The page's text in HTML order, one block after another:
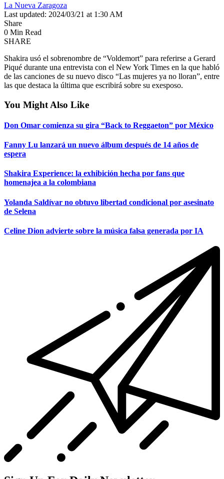
La Nueva Zaragoza
Last updated: 2024/03/21 at 1:30 AM
Share
0 Min Read
SHARE
Shakira usó el sobrenombre de “Voldemort” para referirse a Gerard
Piqué durante una entrevista con el New York Times en la que habló
de las canciones de su nuevo disco “Las mujeres ya no lloran”, entre
las que destaca la última que escribirá sobre su exesposo.
You Might Also Like
Don Omar comienza su gira “Back to Reggaeton” por México
Fanny Lu lanzará un nuevo álbum después de 14 años de
espera
Shakira Experience: la exhibición hecha por fans que
homenajea a la colombiana
Yolanda Saldívar no obtuvo libertad condicional por asesinato
de Selena
Celine Dion advierte sobre la música falsa generada por IA